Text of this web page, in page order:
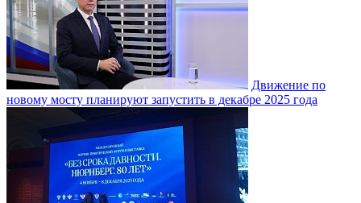
Движение по
новому мосту планируют запустить в декабре 2025 года